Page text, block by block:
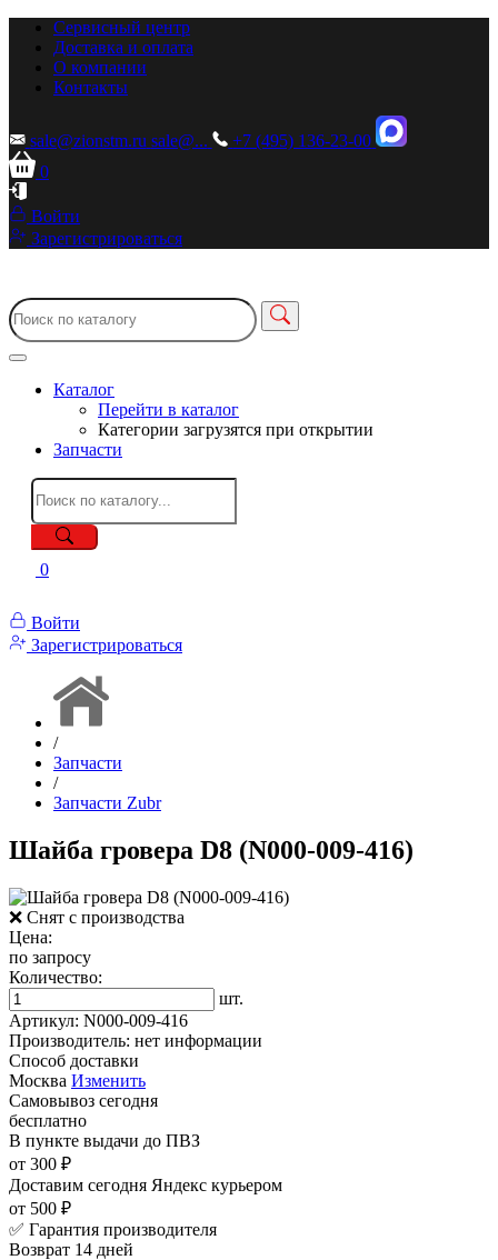
Сервисный центр
Доставка и оплата
О компании
Контакты
sale@zionstm.ru sale@...
+7 (495) 136-23-00
0
Войти
Зарегистрироваться
Каталог
Перейти в каталог
Категории загрузятся при открытии
Запчасти
0
Войти
Зарегистрироваться
/
Запчасти
/
Запчасти Zubr
Шайба гровера D8 (N000-009-416)
❌ Снят с производства
Цена:
по запросу
Количество:
шт.
Артикул: N000-009-416
Производитель: нет информации
Способ доставки
Москва Изменить
Самовывоз сегодня
бесплатно
В пункте выдачи до ПВЗ
от 300 ₽
Доставим сегодня Яндекс курьером
от 500 ₽
✅ Гарантия производителя
Возврат 14 дней